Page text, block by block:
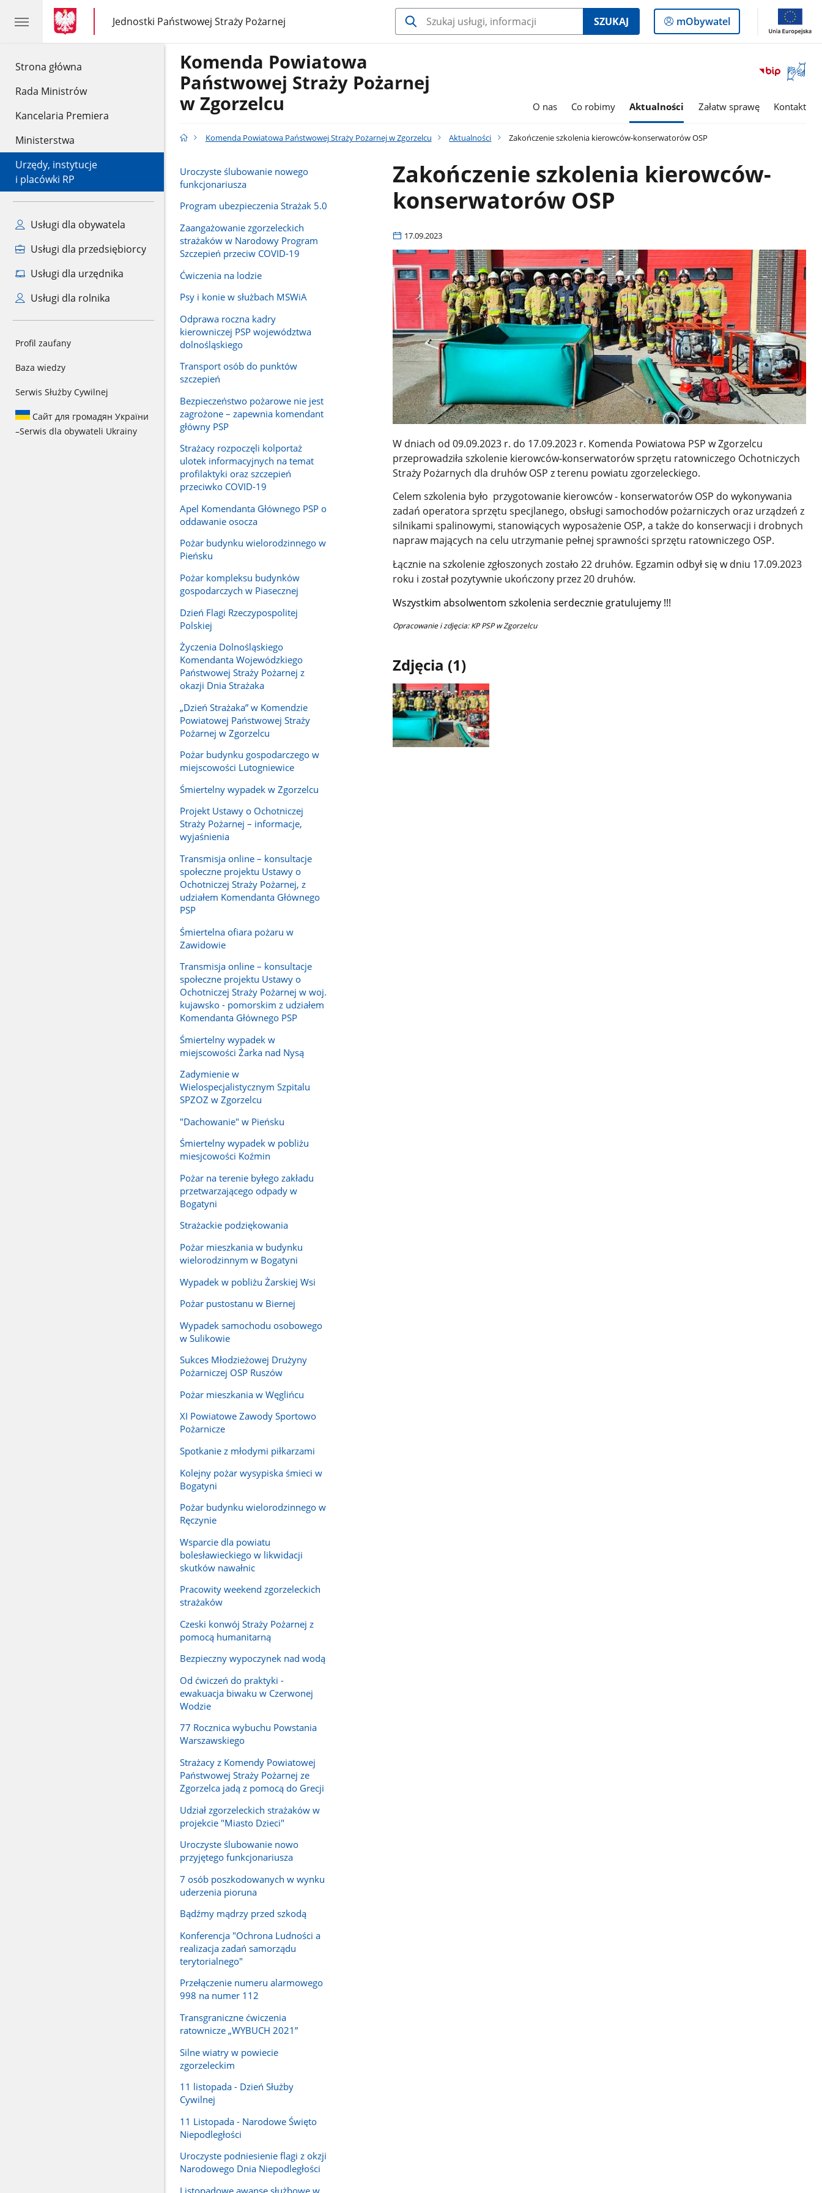
Strona główna
Rada Ministrów
Kancelaria Premiera
Ministerstwa
Urzędy, instytucje
i placówki RP
Usługi dla obywatela
Usługi dla przedsiębiorcy
Usługi dla urzędnika
Usługi dla rolnika
Profil zaufany
Baza wiedzy
Serwis Służby Cywilnej
Сайт для громадян України
–Serwis dla obywateli Ukrainy
gov.pl
gov.pl
Jednostki Państwowej Straży Pożarnej
gov.pl
Jednostki
Państwowej
SZUKAJ
Logowanie
do
mObywatel
Otwórz
okno
Komenda Powiatowa
Państwowej Straży Pożarnej
w Zgorzelcu
O nas Co robimy Aktualności Załatw sprawę Kontakt
Komenda Powiatowa Państwowej Straży Pożarnej w Zgorzelcu Aktualności Zakończenie szkolenia kierowców-konserwatorów OSP
Uroczyste ślubowanie nowego
funkcjonariusza
Program ubezpieczenia Strażak 5.0
Zaangażowanie zgorzeleckich
strażaków w Narodowy Program
Szczepień przeciw COVID-19
Ćwiczenia na lodzie
Psy i konie w służbach MSWiA
Odprawa roczna kadry
kierowniczej PSP województwa
dolnośląskiego
Transport osób do punktów
szczepień
Bezpieczeństwo pożarowe nie jest
zagrożone – zapewnia komendant
główny PSP
Strażacy rozpoczęli kolportaż
ulotek informacyjnych na temat
profilaktyki oraz szczepień
przeciwko COVID-19
Apel Komendanta Głównego PSP o
oddawanie osocza
Pożar budynku wielorodzinnego w
Pieńsku
Pożar kompleksu budynków
gospodarczych w Piasecznej
Dzień Flagi Rzeczypospolitej
Polskiej
Życzenia Dolnośląskiego
Komendanta Wojewódzkiego
Państwowej Straży Pożarnej z
okazji Dnia Strażaka
„Dzień Strażaka” w Komendzie
Powiatowej Państwowej Straży
Pożarnej w Zgorzelcu
Pożar budynku gospodarczego w
miejscowości Lutogniewice
Śmiertelny wypadek w Zgorzelcu
Projekt Ustawy o Ochotniczej
Straży Pożarnej – informacje,
wyjaśnienia
Transmisja online – konsultacje
społeczne projektu Ustawy o
Ochotniczej Straży Pożarnej, z
udziałem Komendanta Głównego
PSP
Śmiertelna ofiara pożaru w
Zawidowie
Transmisja online – konsultacje
społeczne projektu Ustawy o
Ochotniczej Straży Pożarnej w woj.
kujawsko - pomorskim z udziałem
Komendanta Głównego PSP
Śmiertelny wypadek w
miejscowości Żarka nad Nysą
Zadymienie w
Wielospecjalistycznym Szpitalu
SPZOZ w Zgorzelcu
"Dachowanie" w Pieńsku
Śmiertelny wypadek w pobliżu
miesjcowości Koźmin
Pożar na terenie byłego zakładu
przetwarzającego odpady w
Bogatyni
Strażackie podziękowania
Pożar mieszkania w budynku
wielorodzinnym w Bogatyni
Wypadek w pobliżu Żarskiej Wsi
Pożar pustostanu w Biernej
Wypadek samochodu osobowego
w Sulikowie
Sukces Młodzieżowej Drużyny
Pożarniczej OSP Ruszów
Pożar mieszkania w Węglińcu
XI Powiatowe Zawody Sportowo
Pożarnicze
Spotkanie z młodymi piłkarzami
Kolejny pożar wysypiska śmieci w
Bogatyni
Pożar budynku wielorodzinnego w
Ręczynie
Wsparcie dla powiatu
bolesławieckiego w likwidacji
skutków nawałnic
Pracowity weekend zgorzeleckich
strażaków
Czeski konwój Straży Pożarnej z
pomocą humanitarną
Bezpieczny wypoczynek nad wodą
Od ćwiczeń do praktyki -
ewakuacja biwaku w Czerwonej
Wodzie
77 Rocznica wybuchu Powstania
Warszawskiego
Strażacy z Komendy Powiatowej
Państwowej Straży Pożarnej ze
Zgorzelca jadą z pomocą do Grecji
Udział zgorzeleckich strażaków w
projekcie "Miasto Dzieci"
Uroczyste ślubowanie nowo
przyjętego funkcjonariusza
7 osób poszkodowanych w wynku
uderzenia pioruna
Bądźmy mądrzy przed szkodą
Konferencja "Ochrona Ludności a
realizacja zadań samorządu
terytorialnego"
Przełączenie numeru alarmowego
998 na numer 112
Transgraniczne ćwiczenia
ratownicze „WYBUCH 2021”
Silne wiatry w powiecie
zgorzeleckim
11 listopada - Dzień Służby
Cywilnej
11 Listopada - Narodowe Święto
Niepodległości
Uroczyste podniesienie flagi z okzji
Narodowego Dnia Niepodległości
Listopadowe awanse służbowe w
Zakończenie szkolenia kierowców-
konserwatorów OSP
17.09.2023
W dniach od 09.09.2023 r. do 17.09.2023 r. Komenda Powiatowa PSP w Zgorzelcu
przeprowadziła szkolenie kierowców-konserwatorów sprzętu ratowniczego Ochotniczych
Straży Pożarnych dla druhów OSP z terenu powiatu zgorzeleckiego.
Celem szkolenia było przygotowanie kierowców - konserwatorów OSP do wykonywania
zadań operatora sprzętu specjlanego, obsługi samochodów pożarniczych oraz urządzeń z
silnikami spalinowymi, stanowiących wyposażenie OSP, a także do konserwacji i drobnych
napraw mających na celu utrzymanie pełnej sprawności sprzętu ratowniczego OSP.
Łącznie na szkolenie zgłoszonych zostało 22 druhów. Egzamin odbył się w dniu 17.09.2023
roku i został pozytywnie ukończony przez 20 druhów.
Wszystkim absolwentom szkolenia serdecznie gratulujemy !!!
Opracowanie i zdjęcia: KP PSP w Zgorzelcu
Zdjęcia (1)